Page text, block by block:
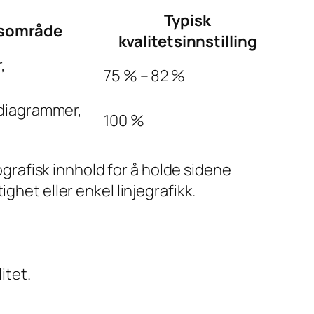
Typisk
kvalitetsinnstilling
75 % – 82 %
100 %
innhold for å holde sidene
eller enkel linjegrafikk.